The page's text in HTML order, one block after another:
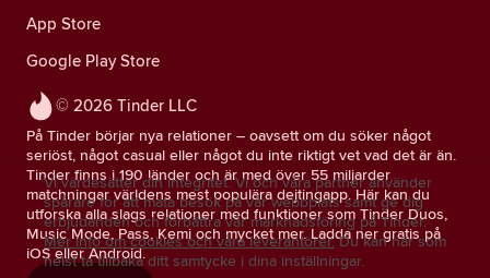
© 2026 Tinder LLC
På Tinder börjar nya relationer – oavsett om du söker något
seriöst, något casual eller något du inte riktigt vet vad det är än.
Tinder finns i 190 länder och är med över 55 miljarder
matchningar världens mest populära dejtingapp. Här kan du
utforska alla slags relationer med funktioner som Tinder Duos,
Music Mode, Pass, Kemi och mycket mer. Ladda ner gratis på
iOS eller Android.
App Store
Google Play Store
Vi värdesätter din integritet. Vi och våra partner använder
spårare för att mäta besök på vår webbplats samt ge dig
erbjudanden och förbättra vår marknadsföring på Tinder.
Mer info om cookies och våra leverantörer. Du kan när som
helst ta tillbaka ditt samtycke i dina inställningar.